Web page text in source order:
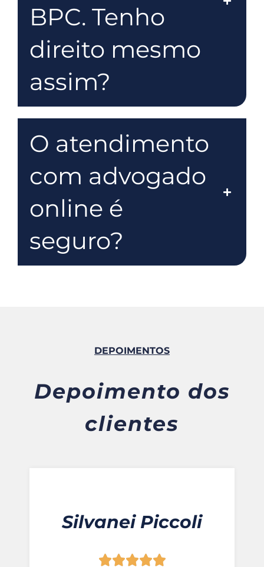
BPC. Tenho
direito mesmo
assim?
O atendimento
com advogado
online é
seguro?
DEPOIMENTOS
Depoimento dos
clientes
Silvanei Piccoli
